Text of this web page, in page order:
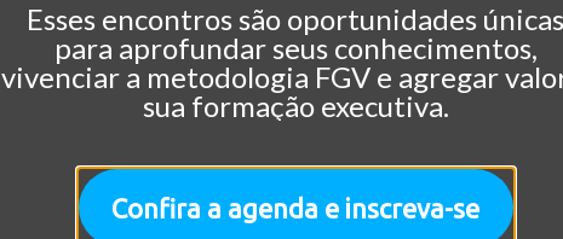
Esses encontros são oportunidades únicas
para aprofundar seus conhecimentos,
vivenciar a metodologia FGV e agregar
sua formação executiva.
Confira a agenda e inscreva-se